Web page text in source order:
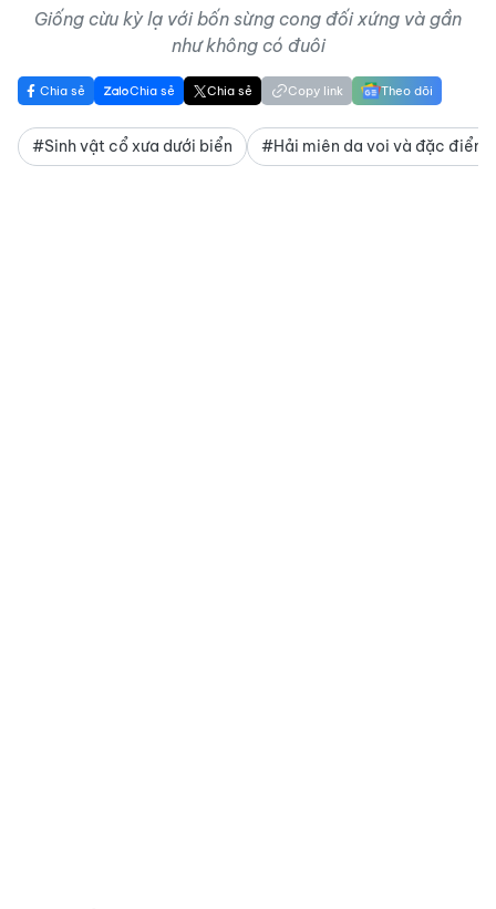
Giống cừu kỳ lạ với bốn sừng cong đối xứng và gần
như không có đuôi
Chia sẻ Chia sẻ Chia sẻ Copy link Theo dõi
#Sinh vật cổ xưa dưới biển #Hải miên da voi và đặc điểm